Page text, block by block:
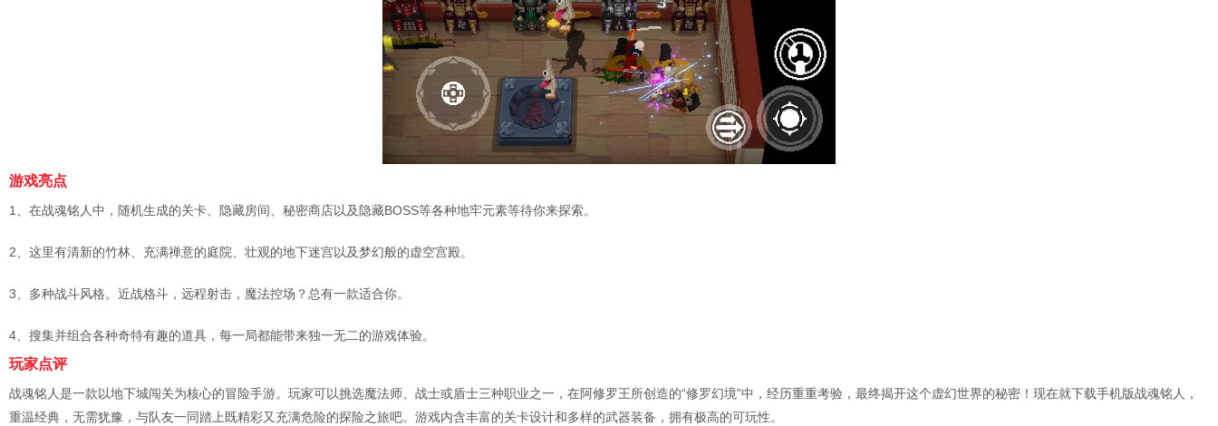
游戏亮点
1、在战魂铭人中，随机生成的关卡、隐藏房间、秘密商店以及隐藏BOSS等各种地牢元素等待你来探索。
2、这里有清新的竹林、充满禅意的庭院、壮观的地下迷宫以及梦幻般的虚空宫殿。
3、多种战斗风格。近战格斗，远程射击，魔法控场？总有一款适合你。
4、搜集并组合各种奇特有趣的道具，每一局都能带来独一无二的游戏体验。
玩家点评
战魂铭人是一款以地下城闯关为核心的冒险手游。玩家可以挑选魔法师、战士或盾士三种职业之一，在阿修罗王所创造的“修罗幻境”中，经历重重考验，最终揭开这个虚幻世界的秘密！现在就下载手机版战魂铭人，
重温经典，无需犹豫，与队友一同踏上既精彩又充满危险的探险之旅吧。游戏内含丰富的关卡设计和多样的武器装备，拥有极高的可玩性。